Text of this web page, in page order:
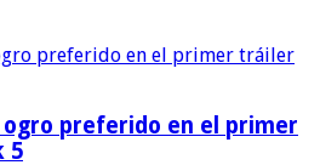
preferido en el primer
5